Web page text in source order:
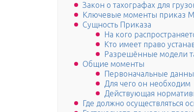
Закон о тахографах для
Ключевые моменты приказ
Сущность Приказа
На кого
Кто имеет право
Разрешённые модели
Общие моменты
Первоначальные
Для чего он необходим
Действующая
Где должно осуществляться